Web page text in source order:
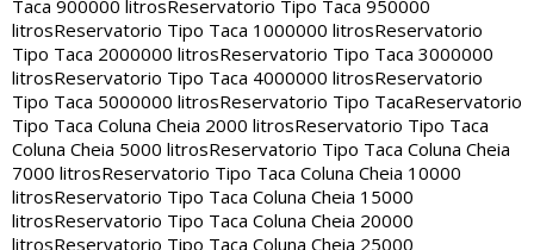
Taca 900000 litrosReservatorio Tipo Taca 950000
litrosReservatorio Tipo Taca 1000000 litrosReservatorio
Tipo Taca 2000000 litrosReservatorio Tipo Taca 3000000
litrosReservatorio Tipo Taca 4000000 litrosReservatorio
Tipo Taca 5000000 litrosReservatorio Tipo TacaReservatorio
Tipo Taca Coluna Cheia 2000 litrosReservatorio Tipo Taca
Coluna Cheia 5000 litrosReservatorio Tipo Taca Coluna Cheia
7000 litrosReservatorio Tipo Taca Coluna Cheia 10000
litrosReservatorio Tipo Taca Coluna Cheia 15000
litrosReservatorio Tipo Taca Coluna Cheia 20000
litrosReservatorio Tipo Taca Coluna Cheia 25000